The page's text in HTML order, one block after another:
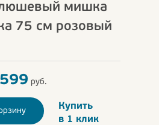
мишка
75 см розовый
руб.
Купить
в 1 клик